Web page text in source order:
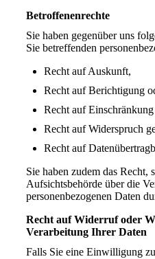
Betroffenenrechte
Sie haben gegenüber uns
Sie betreffenden
Recht auf Auskunft,
Recht auf Berichtigung
Recht auf
Recht auf Widerspruch
Recht auf
Sie haben zudem das Recht,
Aufsichtsbehörde über die
personenbezogenen Daten
Recht auf Widerruf oder
Verarbeitung Ihrer Daten
Falls Sie eine Einwilligung